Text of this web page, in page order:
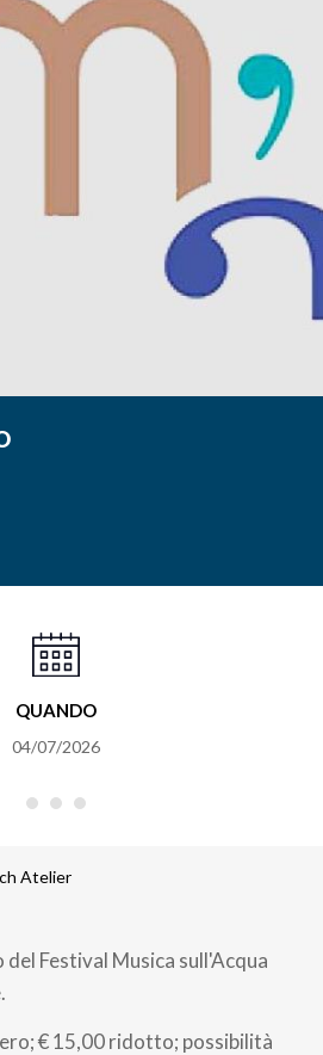
QUANDO
04/07/2026
Atelier
Festival Musica sull'Acqua
€ 15,00 ridotto; possibilità